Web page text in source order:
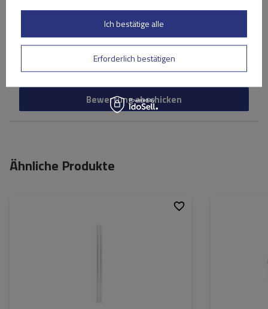
Ihr Vorname
Ihre E-Mail-Adresse
Bewertung abschicken
Ähnliche Produkte
Erforderlich bestätigen
Ich bestätige alle